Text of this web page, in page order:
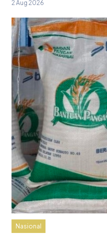
2 Aug 2026
Nasional